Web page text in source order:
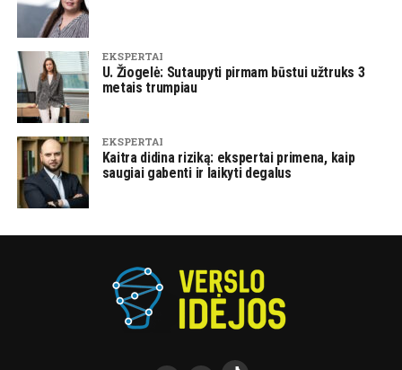
EKSPERTAI
U. Žiogelė: Sutaupyti pirmam būstui užtruks 3
metais trumpiau
EKSPERTAI
Kaitra didina riziką: ekspertai primena, kaip
saugiai gabenti ir laikyti degalus